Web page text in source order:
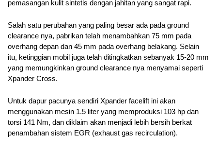
pemasangan kulit sintetis dengan jahitan yang sangat rapi.
Salah satu perubahan yang paling besar ada pada ground
clearance nya, pabrikan telah menambahkan 75 mm pada
overhang depan dan 45 mm pada overhang belakang. Selain
itu, ketinggian mobil juga telah ditingkatkan sebanyak 15-20 mm
yang memungkinkan ground clearance nya menyamai seperti
Xpander Cross.
Untuk dapur pacunya sendiri Xpander facelift ini akan
menggunakan mesin 1.5 liter yang memproduksi 103 hp dan
torsi 141 Nm, dan diklaim akan menjadi lebih bersih berkat
penambahan sistem EGR (exhaust gas recirculation).